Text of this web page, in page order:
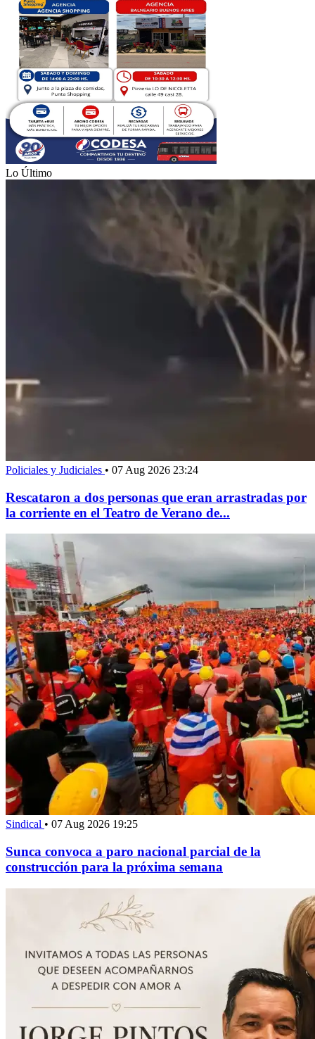
Lo Último
Policiales y Judiciales • 07 Aug 2026 23:24
Rescataron a dos personas que eran arrastradas por
la corriente en el Teatro de Verano de...
Sindical • 07 Aug 2026 19:25
Sunca convoca a paro nacional parcial de la
construcción para la próxima semana